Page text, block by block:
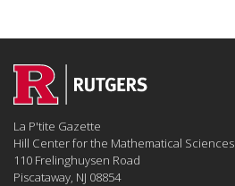
La P'tite Gazette
Hill Center for the Mathematical Sciences
110 Frelinghuysen Road
Piscataway, NJ 08854